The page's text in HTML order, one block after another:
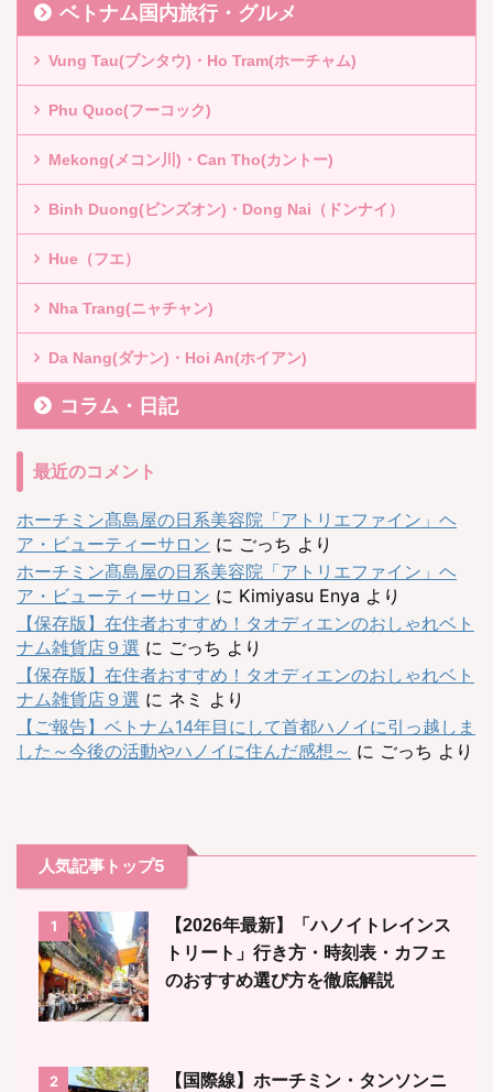
ベトナム国内旅行・グルメ
Vung Tau(ブンタウ)・Ho Tram(ホーチャム)
Phu Quoc(フーコック)
Mekong(メコン川)・Can Tho(カントー)
Binh Duong(ビンズオン)・Dong Nai（ドンナイ）
Hue（フエ）
Nha Trang(ニャチャン)
Da Nang(ダナン)・Hoi An(ホイアン)
コラム・日記
最近のコメント
ホーチミン髙島屋の日系美容院「アトリエファイン」ヘ
ア・ビューティーサロン に ごっち より
ホーチミン髙島屋の日系美容院「アトリエファイン」ヘ
ア・ビューティーサロン に Kimiyasu Enya より
【保存版】在住者おすすめ！タオディエンのおしゃれベト
ナム雑貨店９選 に ごっち より
【保存版】在住者おすすめ！タオディエンのおしゃれベト
ナム雑貨店９選 に ネミ より
【ご報告】ベトナム14年目にして首都ハノイに引っ越しま
した～今後の活動やハノイに住んだ感想～ に ごっち より
人気記事トップ5
1
【2026年最新】「ハノイトレインス
トリート」行き方・時刻表・カフェ
のおすすめ選び方を徹底解説
2
【国際線】ホーチミン・タンソンニ